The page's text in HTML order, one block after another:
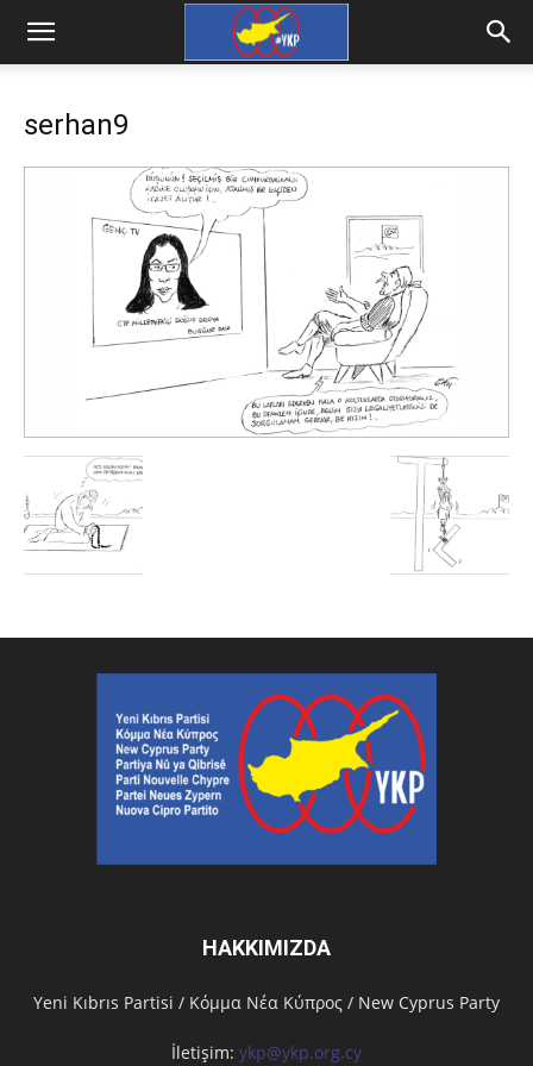
serhan9
HAKKIMIZDA
Υeni Kıbrıs Partisi / Κόμμα Νέα Κύπρος / New Cyprus Party
İletişim: ykp@ykp.org.cy